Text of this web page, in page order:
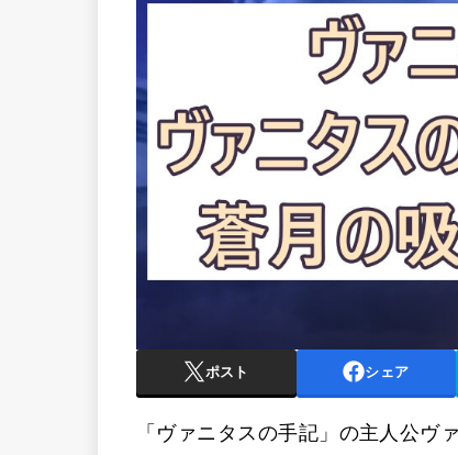
ポスト シェア
「ヴァニタスの手記」の主人公ヴ